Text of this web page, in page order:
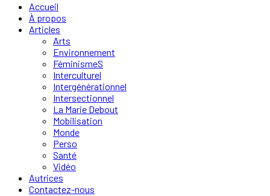
Accueil
À propos
Articles
Arts
Environnement
FéminismeS
Interculturel
Intergénérationnel
Intersectionnel
La Marie Debout
Mobilisation
Monde
Perso
Santé
Vidéo
Autrices
Contactez-nous